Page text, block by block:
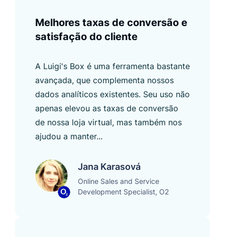
Melhores taxas de conversão e
satisfação do cliente
A Luigi's Box é uma ferramenta bastante
avançada, que complementa nossos
dados analíticos existentes. Seu uso não
apenas elevou as taxas de conversão
de nossa loja virtual, mas também nos
ajudou a manter...
Jana Karasová
Online Sales and Service
Development Specialist, O2